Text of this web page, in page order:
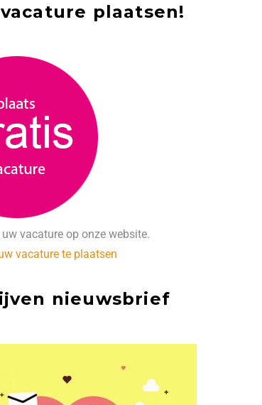
plaatsen!
vacature op onze website.
vacature te plaatsen
nieuwsbrief